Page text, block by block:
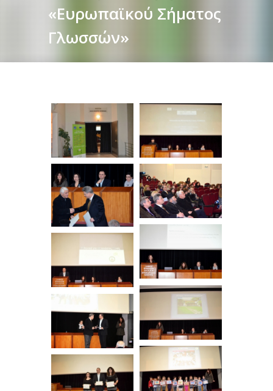
«Ευρωπαϊκού Σήματος
Γλωσσών»